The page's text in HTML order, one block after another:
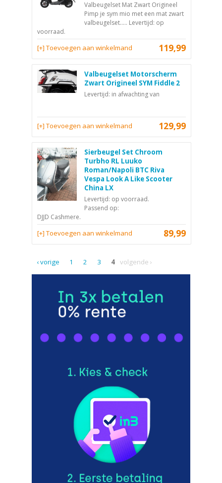
Valbeugelset Mat Zwart Origineel
Pimp je sym mio met een mat zwart
valbeugelset..... Levertijd: op
voorraad.
119,99
[+] Toevoegen aan winkelmand
Valbeugelset Motorscherm
Zwart Origineel SYM Fiddle 2
Levertijd: in afwachting van
129,99
[+] Toevoegen aan winkelmand
Sierbeugel Set Chroom
Turbho RL Luuko
Roman/Napoli BTC Riva
Vespa Look A Like Scooter
China LX
Levertijd: op voorraad.
Passend op:
DJJD Cashmere.
89,99
[+] Toevoegen aan winkelmand
‹ vorige 1 2 3 4 volgende ›